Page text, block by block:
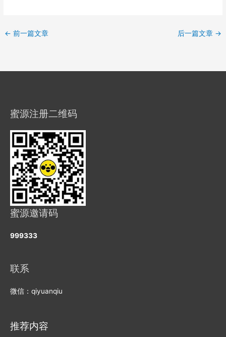
← 前一篇文章 后一篇文章 →
蜜源注册二维码
蜜源邀请码
999333
联系
微信：qiyuanqiu
推荐内容